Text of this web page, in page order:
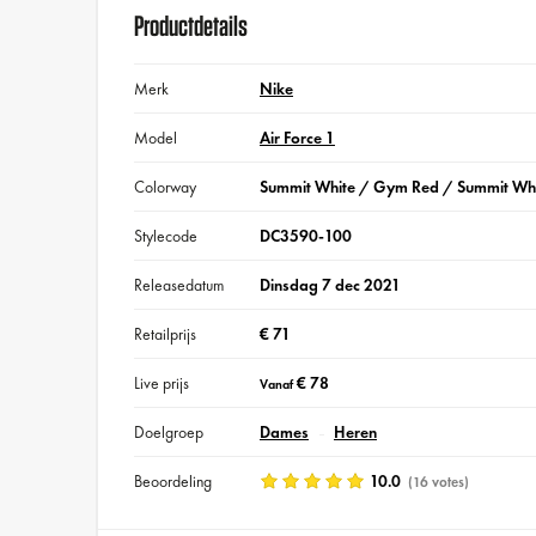
Productdetails
Merk Nike
Model Air Force 1
Colorway Summit White / Gym Red / Summit
Stylecode DC3590-100
Releasedatum Dinsdag 7 dec 2021
Retailprijs € 71
Live prijs Vanaf€ 78
Doelgroep Dames Heren
Beoordeling 10.0 (16 votes)